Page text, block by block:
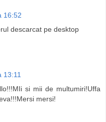
16:52
descarcat pe desktop
13:11
si mii de multumiri!Uffa
mersi!